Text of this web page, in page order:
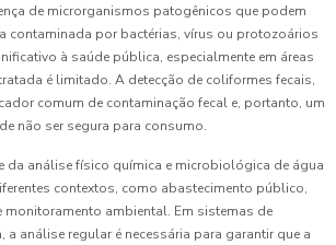
de microrganismos patogênicos que podem
contaminada por bactérias, vírus ou protozoários
à saúde pública, especialmente em áreas
é limitado. A detecção de coliformes fecais,
comum de contaminação fecal e, portanto, um
não ser segura para consumo.
da análise físico química e microbiológica de água
contextos, como abastecimento público,
monitoramento ambiental. Em sistemas de
a análise regular é necessária para garantir que a